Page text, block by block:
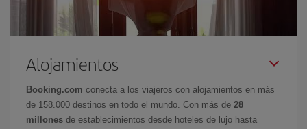
Alojamientos
Booking.com conecta a los viajeros con alojamientos en más
de 158.000 destinos en todo el mundo. Con más de 28
millones de establecimientos desde hoteles de lujo hasta